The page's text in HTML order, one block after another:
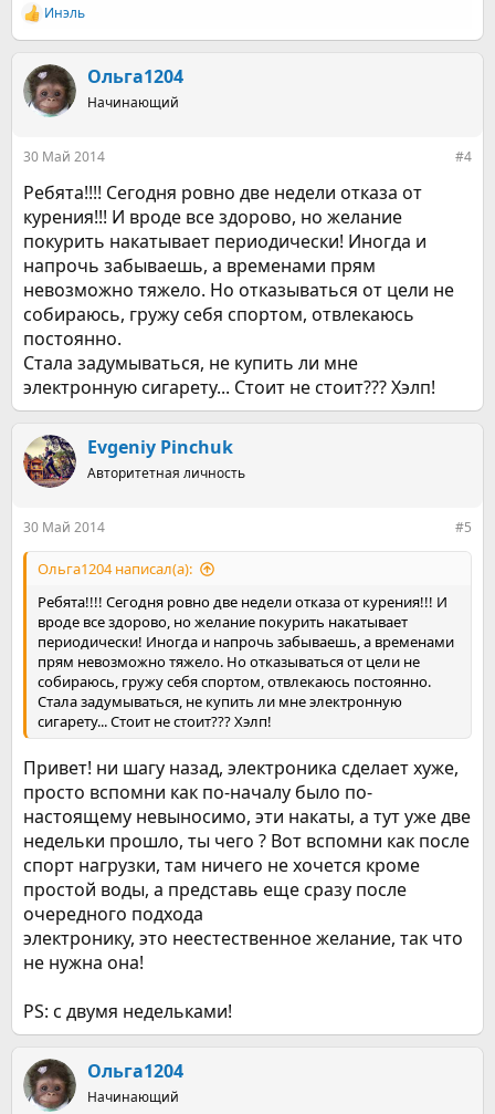
Р
е
к
ц
и
Инэль
Ольга1204
Начинающий
30 Май 2014 #4
Ребята!!!! Сегодня ровно две недели отказа от
курения!!! И вроде все здорово, но желание
покурить накатывает периодически! Иногда и
напрочь забываешь, а временами прям
невозможно тяжело. Но отказываться от цели не
собираюсь, гружу себя спортом, отвлекаюсь
постоянно.
Стала задумываться, не купить ли мне
электронную сигарету... Стоит не стоит??? Хэлп!
Evgeniy Pinchuk
Авторитетная личность
30 Май 2014 #5
Ольга1204 написал(а):
Ребята!!!! Сегодня ровно две недели отказа от курения!!! И
вроде все здорово, но желание покурить накатывает
периодически! Иногда и напрочь забываешь, а временами
прям невозможно тяжело. Но отказываться от цели не
собираюсь, гружу себя спортом, отвлекаюсь постоянно.
Стала задумываться, не купить ли мне электронную
сигарету... Стоит не стоит??? Хэлп!
Привет! ни шагу назад, электроника сделает хуже,
просто вспомни как по-началу было по-
настоящему невыносимо, эти накаты, а тут уже две
недельки прошло, ты чего ? Вот вспомни как после
спорт нагрузки, там ничего не хочется кроме
простой воды, а представь еще сразу после
очередного подхода
электронику, это неестественное желание, так что
не нужна она!
PS: с двумя недельками!
Ольга1204
Начинающий